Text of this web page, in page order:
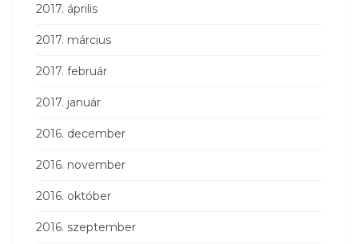
2017. április
2017. március
2017. február
2017. január
2016. december
2016. november
2016. október
2016. szeptember